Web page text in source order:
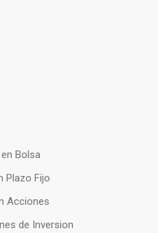
Bolsa
Plazo Fijo
Acciones
de Inversion